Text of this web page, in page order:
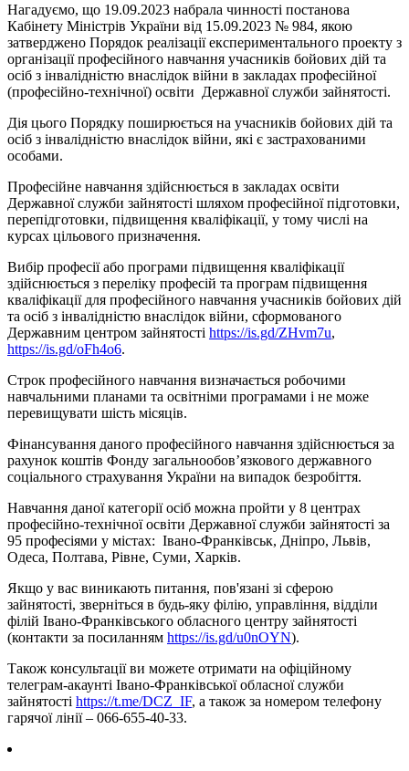
Нагадуємо, що 19.09.2023 набрала чинності постанова
Кабінету Міністрів України від 15.09.2023 № 984, якою
затверджено Порядок реалізації експериментального проекту з
організації професійного навчання учасників бойових дій та
осіб з інвалідністю внаслідок війни в закладах професійної
(професійно-технічної) освіти Державної служби зайнятості.
Дія цього Порядку поширюється на учасників бойових дій та
осіб з інвалідністю внаслідок війни, які є застрахованими
особами.
Професійне навчання здійснюється в закладах освіти
Державної служби зайнятості шляхом професійної підготовки,
перепідготовки, підвищення кваліфікації, у тому числі на
курсах цільового призначення.
Вибір професії або програми підвищення кваліфікації
здійснюється з переліку професій та програм підвищення
кваліфікації для професійного навчання учасників бойових дій
та осіб з інвалідністю внаслідок війни, сформованого
Державним центром зайнятості https://is.gd/ZHvm7u,
https://is.gd/oFh4o6.
Строк професійного навчання визначається робочими
навчальними планами та освітніми програмами і не може
перевищувати шість місяців.
Фінансування даного професійного навчання здійснюється за
рахунок коштів Фонду загальнообов’язкового державного
соціального страхування України на випадок безробіття.
Навчання даної категорії осіб можна пройти у 8 центрах
професійно-технічної освіти Державної служби зайнятості за
95 професіями у містах: Івано-Франківськ, Дніпро, Львів,
Одеса, Полтава, Рівне, Суми, Харків.
Якщо у вас виникають питання, пов'язані зі сферою
зайнятості, зверніться в будь-яку філію, управління, відділи
філій Івано-Франківського обласного центру зайнятості
(контакти за посиланням https://is.gd/u0nOYN).
Також консультації ви можете отримати на офіційному
телеграм-акаунті Івано-Франківської обласної служби
зайнятості https://t.me/DCZ_IF, а також за номером телефону
гарячої лінії – 066-655-40-33.